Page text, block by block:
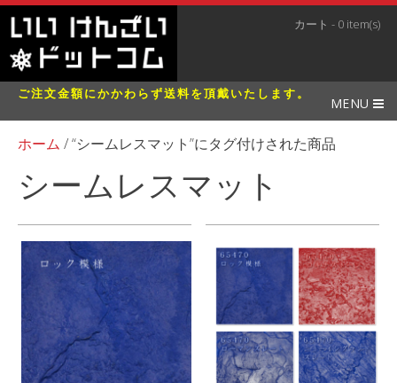
ホーム / “シームレスマット”にタグ付けされた商品
シームレスマット
全20件を表示
ご注文金額にかかわらず送料を頂戴いたします。
カート - 0 item(s)
MENU